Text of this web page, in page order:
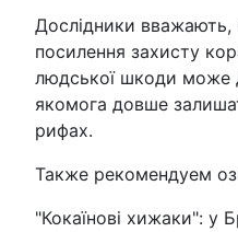
Дослідники вважають,
посилення захисту
людської шкоди може
якомога довше
рифах.
Также рекомендуем
"Кокаїнові хижаки": у